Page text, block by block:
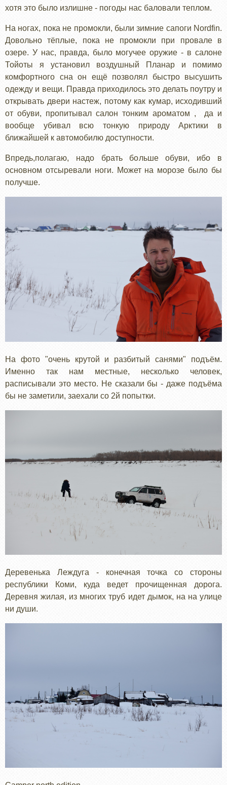
хотя это было излишне - погоды нас баловали теплом.
На ногах, пока не промокли, были зимние сапоги Nordfin.
Довольно тёплые, пока не промокли при провале в
озере. У нас, правда, было могучее оружие - в салоне
Тойоты я установил воздушный Планар и помимо
комфортного сна он ещё позволял быстро высушить
одежду и вещи. Правда приходилось это делать поутру и
открывать двери настеж, потому как кумар, исходивший
от обуви, пропитывал салон тонким ароматом , да и
вообще убивал всю тонкую природу Арктики в
ближайшей к автомобилю доступности.
Впредь,полагаю, надо брать больше обуви, ибо в
основном отсыревали ноги. Может на морозе было бы
получше.
На фото "очень крутой и разбитый санями" подъём.
Именно так нам местные, несколько человек,
расписывали это место. Не сказали бы - даже подъёма
бы не заметили, заехали со 2й попытки.
Деревенька Леждуга - конечная точка со стороны
республики Коми, куда ведет прочищенная дорога.
Деревня жилая, из многих труб идет дымок, на на улице
ни души.